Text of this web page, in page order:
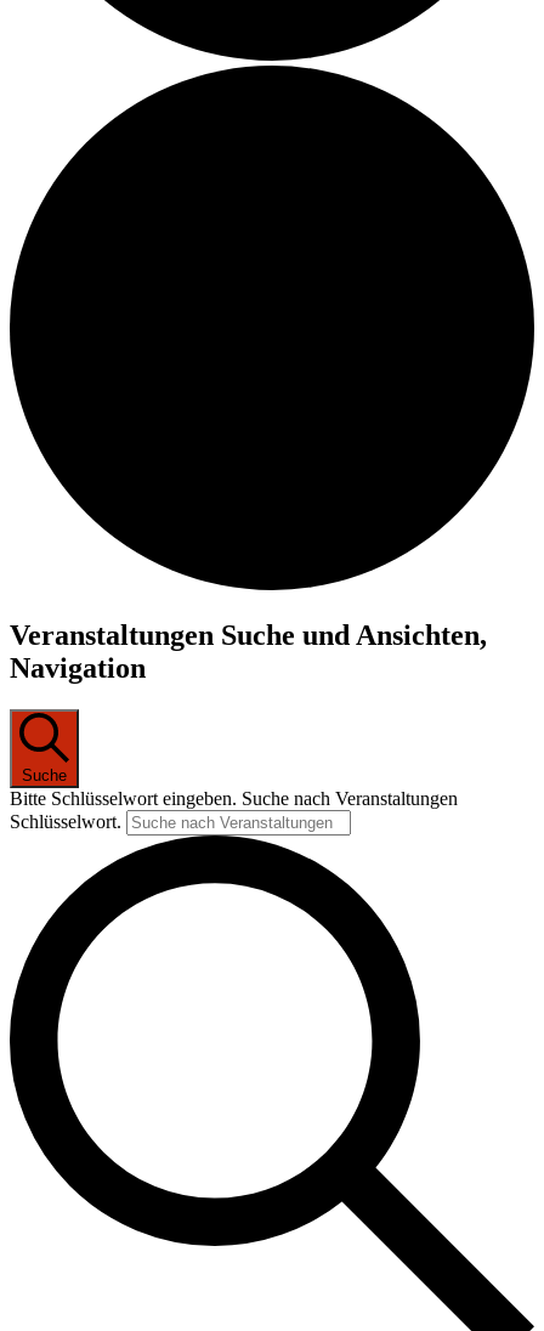
Veranstaltungen
Veranstaltungen Suche und Ansichten,
Navigation
Suche
Bitte Schlüsselwort eingeben. Suche nach Veranstaltungen
Schlüsselwort.